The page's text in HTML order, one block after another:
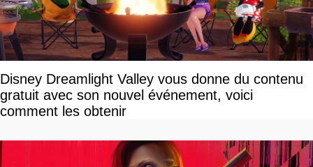
Disney Dreamlight Valley vous donne du contenu
gratuit avec son nouvel événement, voici
comment les obtenir